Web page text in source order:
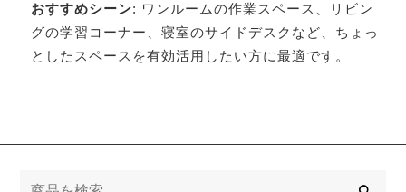
おすすめシーン: ワンルームの作業スペース、リビン
グの学習コーナー、寝室のサイドデスクなど、ちょっ
としたスペースを有効活用したい方に最適です。